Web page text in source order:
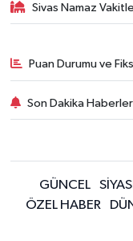
Sivas Namaz
Puan Durumu ve
Son Dakika
GÜNCEL
ÖZEL HABER